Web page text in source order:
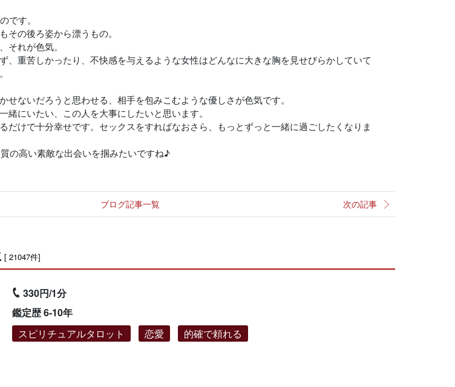
です。
その後ろ姿から漂うもの。
それが色気。
、重苦しかったり、不快感を与えるような女性はどんなに大きな胸を見せびらかしていて
せないだろうと思わせる、相手を包みこむような優しさが色気です。
緒にいたい、この人を大事にしたいと思います。
だけで十分幸せです。セックスをすればなおさら、もっとずっと一緒に過ごしたくなりま
の高い素敵な出会いを掴みたいですね♪
ブログ記事一覧 次の記事
[ 21047件]
330円/1分
鑑定歴 6-10年
スピリチュアルタロット
恋愛 的確で頼れる